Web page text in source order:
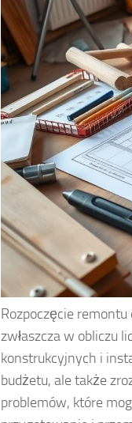
Rozpoczęcie
zwłaszcza w obliczu
konstrukcyjnych i
budżetu, ale także
problemów, które